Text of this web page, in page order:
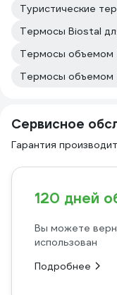
Туристические
Термосы Biostal
Термосы объемом
Термосы объемом
Сервисное
Гарантия
120 дней
Вы можете
использован
Подробнее